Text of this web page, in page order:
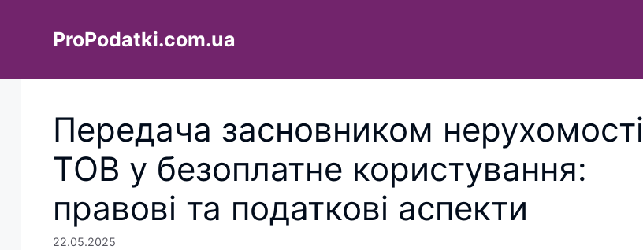
ProPodatki.com.ua
Передача засновником нерухомості
ТОВ у безоплатне користування:
правові та податкові аспекти
22.05.2025